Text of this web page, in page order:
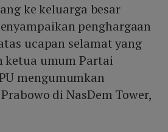
ke keluarga besar
penghargaan
ucapan selamat yang
ketua umum Partai
mengumumkan
di NasDem Tower,